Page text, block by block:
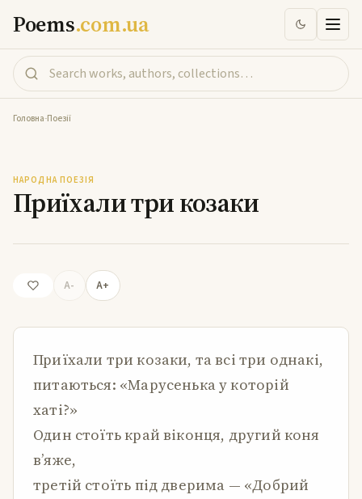
Poems.com.ua
Головна-Поезії
НАРОДНА ПОЕЗІЯ
Приїхали три козаки
A- A+
Приїхали три козаки, та всі три однакі,
питаються: «Марусенька у которій
хаті?»
Один стоїть край віконця, другий коня
в’яже,
третій стоїть під дверима — «Добрий